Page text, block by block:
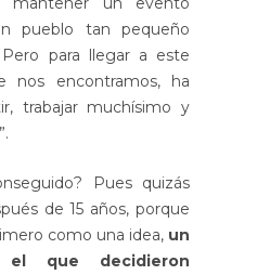
pueblo tan pequeño
para llegar a este
encontramos, ha
trabajar muchísimo y
Pues quizás
de 15 años, porque
como una idea, un
que decidieron